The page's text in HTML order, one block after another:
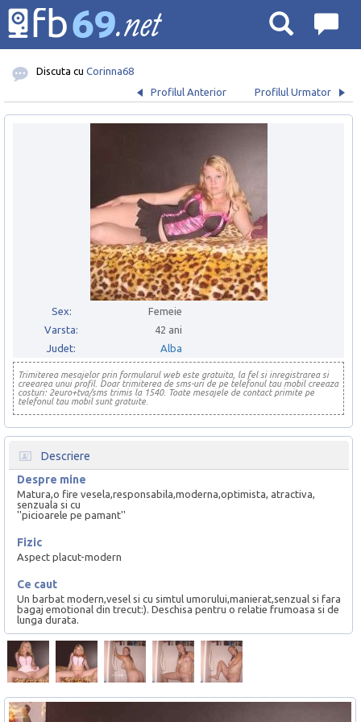
Discuta cu Corinna68
Profilul Urmator
Profilul Anterior
Sex:
Femeie
Varsta:
42 ani
Judet:
Alba
Trimiterea mesajelor prin formularul web este gratuita, la fel si inregistrarea si
creearea unui profil. Doar trimiterea de sms-uri de pe telefonul tau mobil creeaza
costuri: 2euro+tva/sms trimis la 1540. Toate mesajele de contact primite pe
telefonul tau mobil sunt gratuite.
Descriere
Despre mine
Matura,o fire vesela,responsabila,moderna,optimista, atractiva,
senzuala si cu
''picioarele pe pamant''
Fizic
Aspect placut-modern
Ce caut
Un barbat modern,vesel si cu simtul umorului,manierat,senzual si fara
bagaj emotional din trecut:). Deschisa pentru o relatie frumoasa si de
lunga durata.